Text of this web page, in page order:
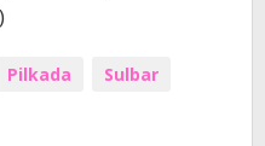
Pilkada Sulbar